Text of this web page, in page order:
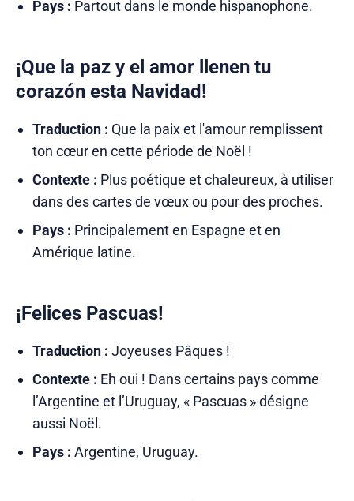
Pays : Partout dans le monde hispanophone.
¡Que la paz y el amor llenen tu
corazón esta Navidad!
Traduction : Que la paix et l'amour remplissent
ton cœur en cette période de Noël !
Contexte : Plus poétique et chaleureux, à utiliser
dans des cartes de vœux ou pour des proches.
Pays : Principalement en Espagne et en
Amérique latine.
¡Felices Pascuas!
Traduction : Joyeuses Pâques !
Contexte : Eh oui ! Dans certains pays comme
l’Argentine et l’Uruguay, « Pascuas » désigne
aussi Noël.
Pays : Argentine, Uruguay.